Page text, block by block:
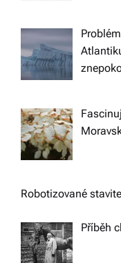
Robotizované
Příběh